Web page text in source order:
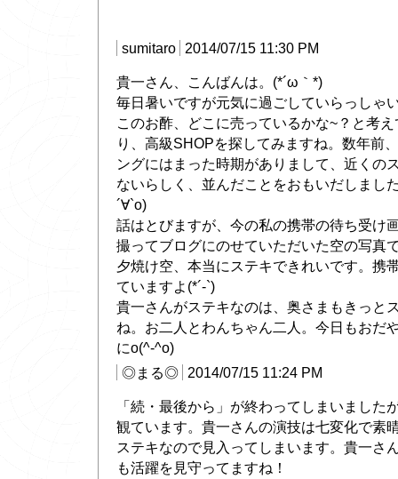
sumitaro 2014/07/15 11:30 PM
貴一さん、こんばんは。(*´ω｀*)
毎日暑いですが元気に過ごしていらっしゃ
このお酢、どこに売っているかな~？と考
り、高級SHOPを探してみますね。数年前
ングにはまった時期がありまして、近くの
ないらしく、並んだことをおもいだしまし
´∀`о)
話はとびますが、今の私の携帯の待ち受け
撮ってブログにのせていただいた空の写真
夕焼け空、本当にステキできれいです。携
ていますよ(*´-`)
貴一さんがステキなのは、奥さまもきっと
ね。お二人とわんちゃん二人。今日もおだ
にo(^-^o)
◎まる◎
2014/07/15 11:24 PM
「続・最後から」が終わってしまいました
観ています。貴一さんの演技は七変化で素
ステキなので見入ってしまいます。貴一さ
も活躍を見守ってますね！